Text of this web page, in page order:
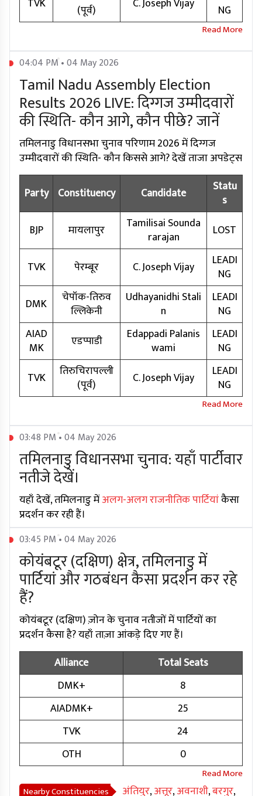
TVK
(पूर्व)
C. Joseph Vijay
NG
04:04 PM • 04 May 2026
Tamil Nadu Assembly Election
Results 2026 LIVE: दिग्गज उम्मीदवारों
की स्थिति- कौन आगे, कौन पीछे? जानें
तमिलनाडु विधानसभा चुनाव परिणाम 2026 में दिग्गज
उम्मीदवारों की स्थिति- कौन किससे आगे? देखें ताजा अपडेट्स
Party Constituency Candidate
Statu
s
BJP
मायलापुर
Tamilisai Sounda
rarajan
LOST
TVK पेरम्बूर C. Joseph Vijay
LEADI
NG
DMK
चेपॉक-तिरुव
ल्लिकेनी
Udhayanidhi Stali
n
LEADI
NG
AIAD
MK
एडप्पाडी
Edappadi Palanis
wami
LEADI
NG
TVK
तिरुचिरापल्ली
(पूर्व)
C. Joseph Vijay
LEADI
NG
03:48 PM • 04 May 2026
तमिलनाडु विधानसभा चुनाव: यहाँ पार्टीवार
नतीजे देखें।
यहाँ देखें, तमिलनाडु मेंअलग-अलग राजनीतिक पार्टियांकैसा
प्रदर्शन कर रही हैं।
03:45 PM • 04 May 2026
कोयंबटूर (दक्षिण) क्षेत्र, तमिलनाडु में
पार्टियां और गठबंधन कैसा प्रदर्शन कर रहे
हैं?
कोयंबटूर (दक्षिण) ज़ोन के चुनाव नतीजों में पार्टियों का
प्रदर्शन कैसा है? यहाँ ताज़ा आंकड़े दिए गए हैं।
Alliance
Total Seats
DMK+
8
AIADMK+
25
TVK
24
OTH
0
Nearby Constituencies अंतियुर,अत्तूर,अवनाशी,बरगुर,